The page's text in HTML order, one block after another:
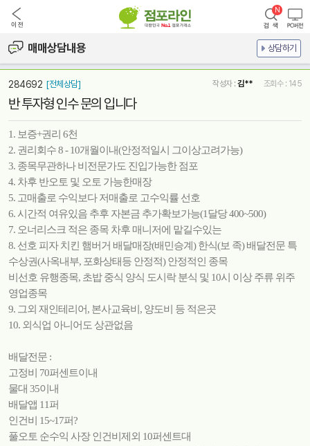
매매상담내용 상담하기
284692 [전체상담] 작성자 : 김** 조회수 : 145
반 투자형 인수 문의 입니다
1. 보증+권리 6천
2. 권리회수 8 - 10개월이내(안정적일시 그이상고려가능)
3. 종목무관하나 비전문가도 진입가능한 점포
4. 차후 반오토 및 오토 가능한매장
5. 고매출로 수익보다 저매출로 고수익률 선호
6. 시간적 여유있음 추후 자본금 추가확보가능(1달당 400~500)
7. 오너리스크 적은 종목 차후 매니저에 맡길수있는
8. 선호 피자 치킨 햄버거 배달매장(배민승계) 한식(보 족) 배달전문 특
수상권(사옥내부, 포화상태등 안정적) 안정적인 종목
비선호 유행종목, 초밥 중식 양식 도시락 분식 및 10시 이상 주류 위주
영업종목
9. 그외 재인테리어, 본사교육비, 양도비 등 적은곳
10. 외식업 아니어도 상관없음
배달전문 :
고정비 70퍼센트이내
물대 35이내
배달앱 11퍼
인건비 15~17퍼?
풀오토 순수익 사장 인건비제외 10퍼센트대